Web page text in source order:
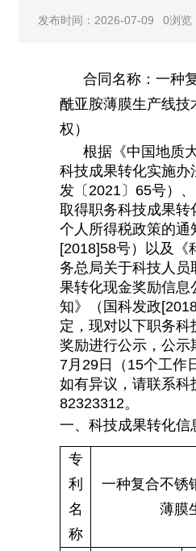
发布时间：2026-07-09 0浏览
合同名称：一种
酰亚胺薄膜生产线技
权）
根据《中国地质
科技成果转化实施办
发〔2021〕65号）
取得职务科技成果转
个人所得税政策的通
[2018]58号）以及《
务总局关于科技人员
果转化现金奖励信息
知》（国科发政
定，现对以下职务科
奖励进行公示，公示
7月29日（15个工作
如有异议，请联系科
82323312。
一、科技成果转化信
专
利
名
称
一种复合不锈
薄膜